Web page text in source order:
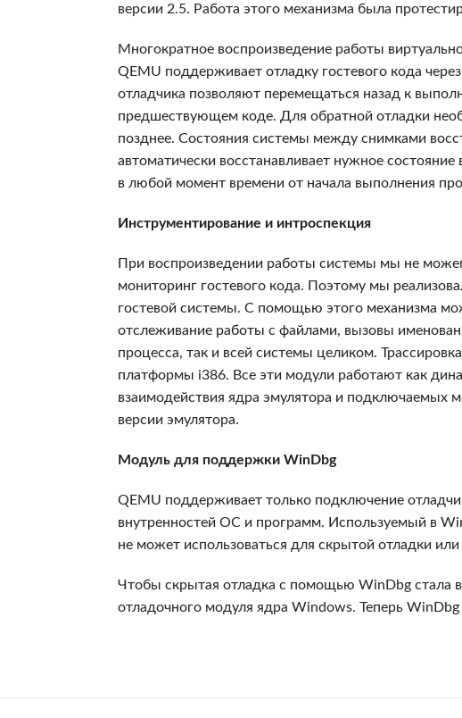
версии 2.5. Работа этого механизма была
Многократное воспроизведение работы
QEMU поддерживает отладку гостевого кода
отладчика позволяют перемещаться назад к
предшествующем коде. Для обратной отладки
позднее. Состояния системы между снимками
автоматически восстанавливает нужное
в любой момент времени от начала выполнения
Инструментирование и интроспекция
При воспроизведении работы системы мы не
мониторинг гостевого кода. Поэтому мы
гостевой системы. С помощью этого механизма
отслеживание работы с файлами, вызовы
процесса, так и всей системы целиком.
платформы i386. Все эти модули работают как
взаимодействия ядра эмулятора и подключаемых
версии эмулятора.
Модуль для поддержки WinDbg
QEMU поддерживает только подключение
внутренностей ОС и программ. Используемый в
не может использоваться для скрытой отладки
Чтобы скрытая отладка с помощью WinDbg стала
отладочного модуля ядра Windows. Теперь